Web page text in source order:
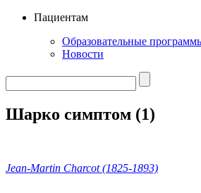
Пациентам
Образовательные
Новости
Шарко симптом (1)
Jean-Martin Charcot (1825-1893)